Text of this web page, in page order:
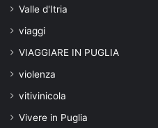
Valle d'Itria
viaggi
VIAGGIARE IN PUGLIA
violenza
vitivinicola
Vivere in Puglia